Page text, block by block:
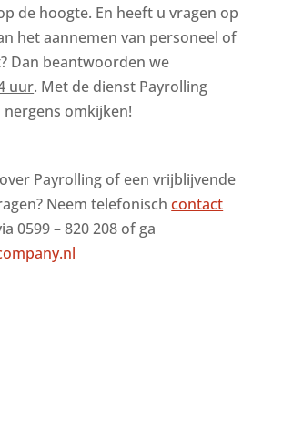
de hoogte. En heeft u vragen op
het aannemen van personeel of
Dan beantwoorden we
uur. Met de dienst Payrolling
omkijken!
Payrolling of een vrijblijvende
Neem telefonischcontact
0599 – 820 208 of ga